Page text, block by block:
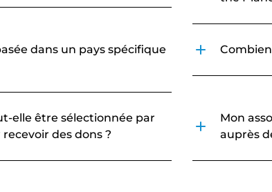
dans un pays spécifique
elle être sélectionnée par
des dons ?
Mon
auprès